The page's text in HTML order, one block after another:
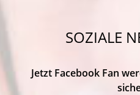
SOZIALE
Jetzt Facebook Fan